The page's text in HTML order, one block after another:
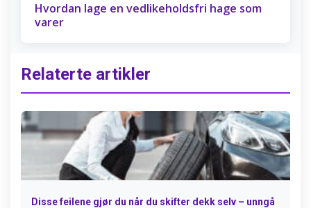
Hvordan lage en vedlikeholdsfri hage som
varer
Relaterte artikler
Disse feilene gjør du når du skifter dekk selv – unngå